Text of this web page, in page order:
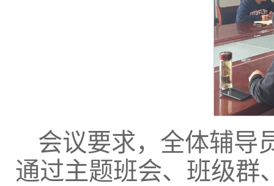
会议要求，全体辅导
通过主题班会、班级群